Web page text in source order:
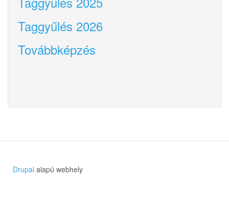
Taggyűlés 2026
Továbbképzés
Drupal alapú webhely